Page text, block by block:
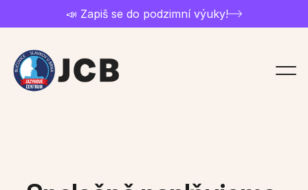
📣 Zapiš se do podzimní výuky!